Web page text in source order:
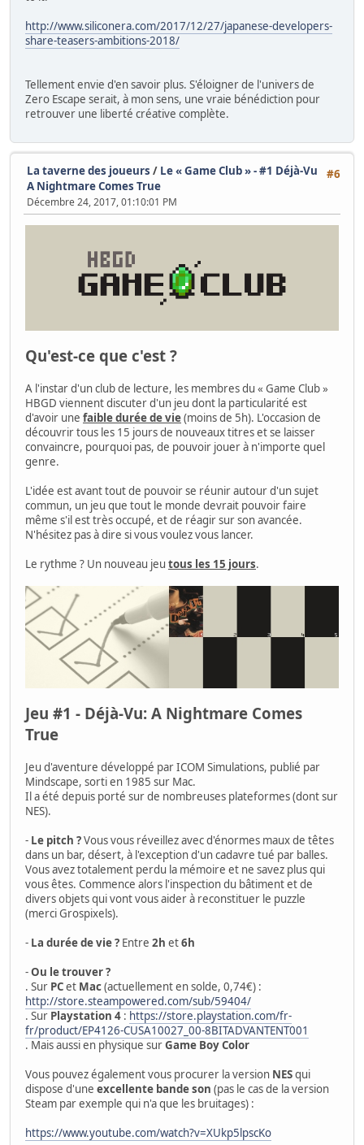
http://www.siliconera.com/2017/12/27/japanese-developers-
share-teasers-ambitions-2018/
Tellement envie d'en savoir plus. S'éloigner de l'univers de
Zero Escape serait, à mon sens, une vraie bénédiction pour
retrouver une liberté créative complète.
#6
La taverne des joueurs / Le « Game Club » - #1 Déjà-Vu
A Nightmare Comes True
Décembre 24, 2017, 01:10:01 PM
Qu'est-ce que c'est ?
A l'instar d'un club de lecture, les membres du « Game Club »
HBGD viennent discuter d'un jeu dont la particularité est
d'avoir une faible durée de vie(moins de 5h). L'occasion de
découvrir tous les 15 jours de nouveaux titres et se laisser
convaincre, pourquoi pas, de pouvoir jouer à n'importe quel
genre.
L'idée est avant tout de pouvoir se réunir autour d'un sujet
commun, un jeu que tout le monde devrait pouvoir faire
même s'il est très occupé, et de réagir sur son avancée.
N'hésitez pas à dire si vous voulez vous lancer.
Le rythme ? Un nouveau jeu tous les 15 jours.
Jeu #1 - Déjà-Vu: A Nightmare Comes
True
Jeu d'aventure développé par ICOM Simulations, publié par
Mindscape, sorti en 1985 sur Mac.
Il a été depuis porté sur de nombreuses plateformes (dont sur
NES).
- Le pitch ?Vous vous réveillez avec d'énormes maux de têtes
dans un bar, désert, à l'exception d'un cadavre tué par balles.
Vous avez totalement perdu la mémoire et ne savez plus qui
vous êtes. Commence alors l'inspection du bâtiment et de
divers objets qui vont vous aider à reconstituer le puzzle
(merci Grospixels).
- La durée de vie ? Entre 2h et6h
-Ou le trouver ?
. Sur PCet Mac(actuellement en solde, 0,74€) :
http://store.steampowered.com/sub/59404/
. Sur Playstation 4 : https://store.playstation.com/fr-
fr/product/EP4126-CUSA10027_00-8BITADVANTENT001
. Mais aussi en physique surGame Boy Color
Vous pouvez également vous procurer la version NESqui
dispose d'une excellente bande son (pas le cas de la version
Steam par exemple qui n'a que les bruitages) :
https://www.youtube.com/watch?v=XUkp5lpscKo